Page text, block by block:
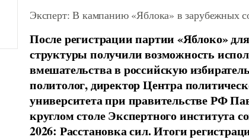
Эксперт: В кампанию «Яблока» в зарубежных
После регистрации партии «Яблоко»
структуры получили возможность
вмешательства в российскую
политолог, директор Центра
университета при правительстве РФ
круглом столе Экспертного
2026: Расстановка сил. Итоги